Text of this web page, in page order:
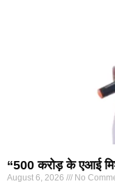
“500 करोड़ के एआई
August 6, 2026 No